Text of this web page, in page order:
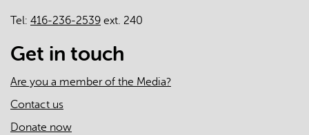
Tel: 416-236-2539 ext. 240
Get in touch
Are you a member of the Media?
Contact us
Donate now